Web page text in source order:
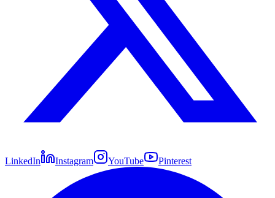
LinkedIn Instagram YouTube Pinterest